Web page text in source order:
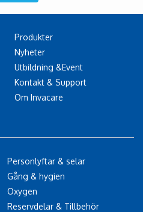
Produkter
Nyheter
Utbildning &Event
Kontakt & Support
Om Invacare
Personlyftar & selar
Gång & hygien
Oxygen
Reservdelar & Tillbehör